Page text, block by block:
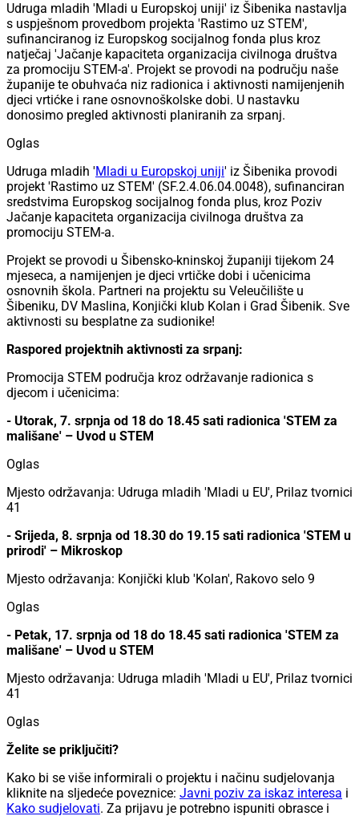
Udruga mladih 'Mladi u Europskoj uniji' iz Šibenika nastavlja
s uspješnom provedbom projekta 'Rastimo uz STEM',
sufinanciranog iz Europskog socijalnog fonda plus kroz
natječaj 'Jačanje kapaciteta organizacija civilnoga društva
za promociju STEM-a'. Projekt se provodi na području naše
županije te obuhvaća niz radionica i aktivnosti namijenjenih
djeci vrtićke i rane osnovnoškolske dobi. U nastavku
donosimo pregled aktivnosti planiranih za srpanj.
Oglas
Udruga mladih 'Mladi u Europskoj uniji' iz Šibenika provodi
projekt 'Rastimo uz STEM' (SF.2.4.06.04.0048), sufinanciran
sredstvima Europskog socijalnog fonda plus, kroz Poziv
Jačanje kapaciteta organizacija civilnoga društva za
promociju STEM-a.
Projekt se provodi u Šibensko-kninskoj županiji tijekom 24
mjeseca, a namijenjen je djeci vrtičke dobi i učenicima
osnovnih škola. Partneri na projektu su Veleučilište u
Šibeniku, DV Maslina, Konjički klub Kolan i Grad Šibenik. Sve
aktivnosti su besplatne za sudionike!
Raspored projektnih aktivnosti za srpanj:
Promocija STEM područja kroz održavanje radionica s
djecom i učenicima:
- Utorak, 7. srpnja od 18 do 18.45 sati radionica 'STEM za
mališane' – Uvod u STEM
Oglas
Mjesto održavanja: Udruga mladih 'Mladi u EU', Prilaz tvornici
41
- Srijeda, 8. srpnja od 18.30 do 19.15 sati radionica 'STEM u
prirodi' – Mikroskop
Mjesto održavanja: Konjički klub 'Kolan', Rakovo selo 9
Oglas
- Petak, 17. srpnja od 18 do 18.45 sati radionica 'STEM za
mališane' – Uvod u STEM
Mjesto održavanja: Udruga mladih 'Mladi u EU', Prilaz tvornici
41
Oglas
Želite se priključiti?
Kako bi se više informirali o projektu i načinu sudjelovanja
kliknite na sljedeće poveznice: Javni poziv za iskaz interesa i
Kako sudjelovati. Za prijavu je potrebno ispuniti obrasce i